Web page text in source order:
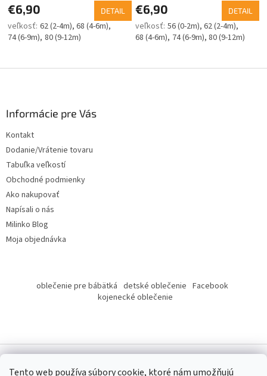
Tento web používa súbory cookie, ktoré nám umožňujú
€6,90 DETAIL
62 (2-4m) 68 (4-6m)
74 (6-9m) 80 (9-12m)
€6,90 DETAIL
56 (0-2m) 62 (2-4m)
68 (4-6m) 74 (6-9m) 80 (9-12m)
Informácie pre Vás
Kontakt
Dodanie/Vrátenie tovaru
Tabuľka veľkostí
Obchodné podmienky
Ako nakupovať
Napísali o nás
Milinko Blog
Moja objednávka
oblečenie pre bábätká detské oblečenie Facebook
kojenecké oblečenie